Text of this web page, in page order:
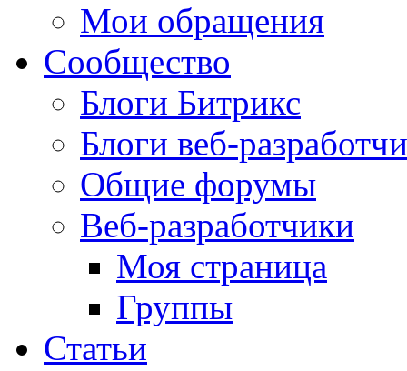
Мои обращения
Сообщество
Блоги Битрикс
Блоги веб-
Общие форумы
Веб-разработчики
Моя страница
Группы
Статьи